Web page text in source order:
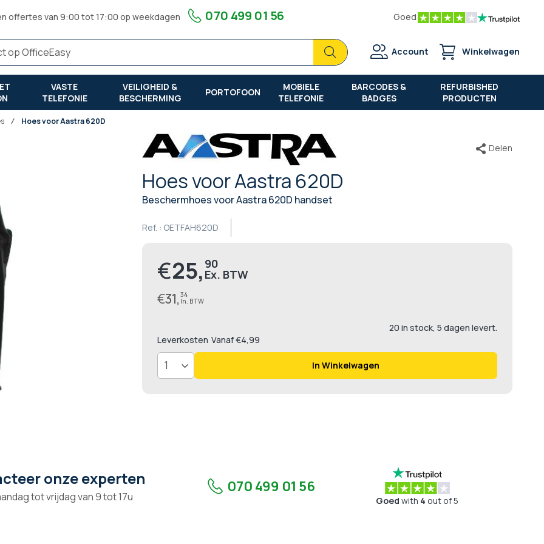
offertes van 9:00 tot 17:00 op weekdagen 070 499 01 56 Goed
Zoek
Zoek
Account Winkelwagen
VASTE
TELEFONIE
VEILIGHEID &
BESCHERMING
PORTOFOON
MOBIELE
TELEFONIE
BARCODES &
BADGES
REFURBISHED
PRODUCTEN
Hoes voor Aastra 620D
Hoes voor Aastra 620D
Beschermhoes voor Aastra 620D handset
Ref. : OETFAH620D
Delen
€25, 90
€31, 34
20 in stock, 5 dagen levert.
Leverkosten Vanaf €4,99
In Winkelwagen
onze experten
tot vrijdag van 9 tot 17u
070 499 01 56
Goed with 4 out of 5